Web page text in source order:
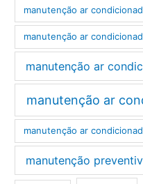
manutenção ar
manutenção ar
manutenção ar
manutenção ar
manutenção ar
manutenção